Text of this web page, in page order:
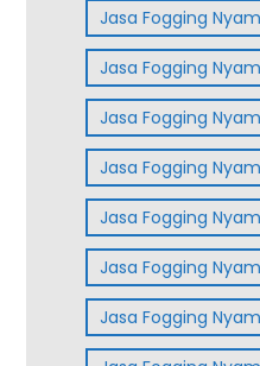
Jasa Fogging
Jasa Fogging
Jasa Fogging
Jasa Fogging
Jasa Fogging
Jasa Fogging
Jasa Fogging